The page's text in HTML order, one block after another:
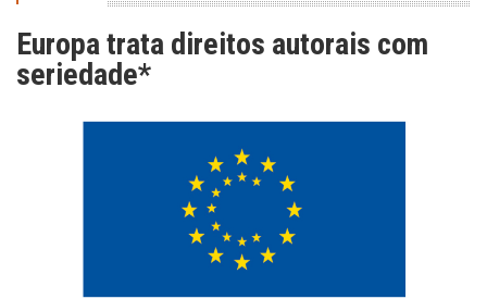
Europa trata direitos autorais com
seriedade*